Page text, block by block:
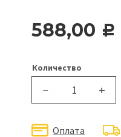
588,00 c
Количество
— +
Оплата